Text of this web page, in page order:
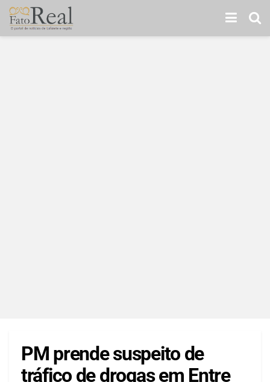
PM prende suspeito de
tráfico de drogas em Entre